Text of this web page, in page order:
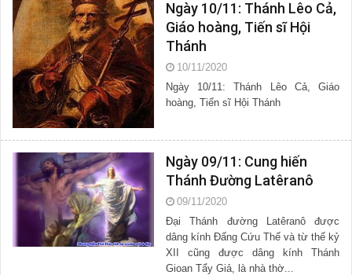
Ngày 10/11: Thánh Lêo Cả,
Giáo hoàng, Tiến sĩ Hội
Thánh
10/11/2020
Ngày 10/11: Thánh Lêo Cả, Giáo
hoàng, Tiến sĩ Hội Thánh
Ngày 09/11: Cung hiến
Thánh Đường Latêranô
09/11/2020
Đại Thánh đường Latêranô được
dâng kính Đấng Cứu Thế và từ thế kỷ
XII cũng được dâng kính Thánh
Gioan Tẩy Giả, là nhà thờ...